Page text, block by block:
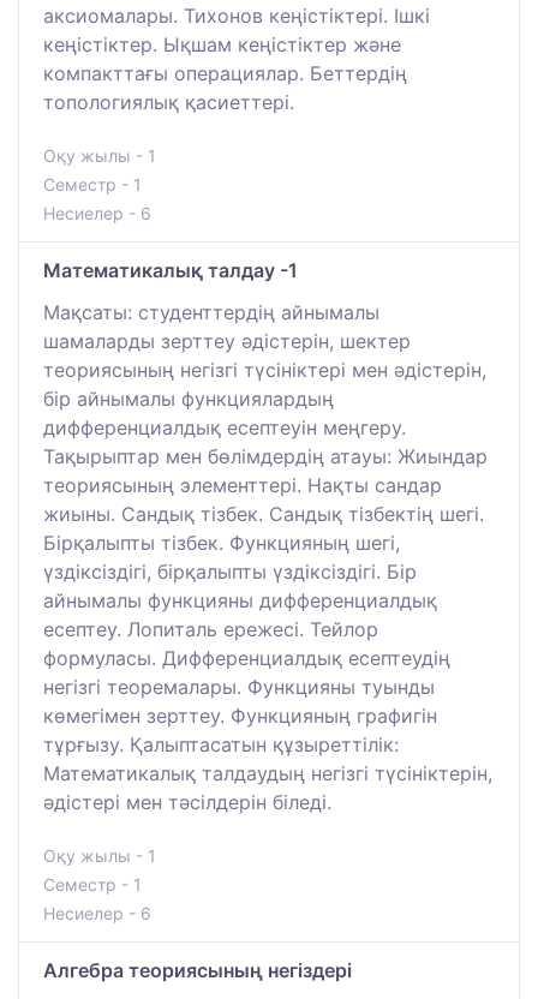
аксиомалары. Тихонов кеңістіктері. Ішкі
кеңістіктер. Ықшам кеңістіктер және
компакттағы операциялар. Беттердің
топологиялық қасиеттері.
Оқу жылы - 1
Семестр - 1
Несиелер - 6
Математикалық талдау -1
Мақсаты: студенттердің айнымалы
шамаларды зерттеу әдістерін, шектер
теориясының негізгі түсініктері мен әдістерін,
бір айнымалы функциялардың
дифференциалдық есептеуін меңгеру.
Тақырыптар мен бөлімдердің атауы: Жиындар
теориясының элементтері. Нақты сандар
жиыны. Сандық тізбек. Сандық тізбектің шегі.
Бірқалыпты тізбек. Функцияның шегі,
үздіксіздігі, бірқалыпты үздіксіздігі. Бір
айнымалы функцияны дифференциалдық
есептеу. Лопиталь ережесі. Тейлор
формуласы. Дифференциалдық есептеудің
негізгі теоремалары. Функцияны туынды
көмегімен зерттеу. Функцияның графигін
тұрғызу. Қалыптасатын құзыреттілік:
Математикалық талдаудың негізгі түсініктерін,
әдістері мен тәсілдерін біледі.
Оқу жылы - 1
Семестр - 1
Несиелер - 6
Алгебра теориясының негіздері